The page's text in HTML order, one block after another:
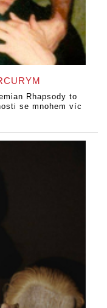
Rhapsody to
se mnohem víc